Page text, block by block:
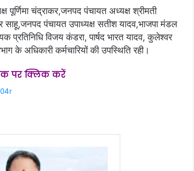
चंद्राकर,जनपद पंचायत अध्यक्ष श्रीमती
पंचायत उपाध्यक्ष सतीश यादव,भाजपा मंडल
प्रतिनिधि विजय कंडरा, पार्षद भारत यादव, कुलेश्वर
के अधिकारी कर्मचारियों की उपस्थिति रही।
पर क्लिक करें